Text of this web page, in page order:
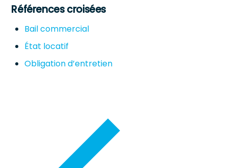
Références croisées
Bail commercial
État locatif
Obligation d’entretien